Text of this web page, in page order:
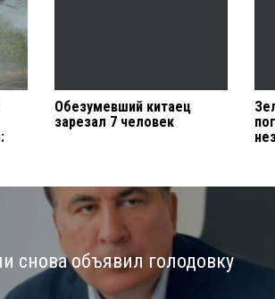
Обезумевший китаец
зарезал 7 человек
снова объявил голодовку